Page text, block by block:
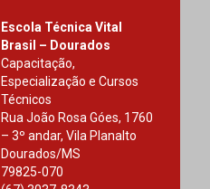
Escola Técnica Vital
Brasil – Dourados
Capacitação,
Especialização e Cursos
Técnicos
Rua João Rosa Góes, 1760
– 3º andar, Vila Planalto
Dourados/MS
79825-070